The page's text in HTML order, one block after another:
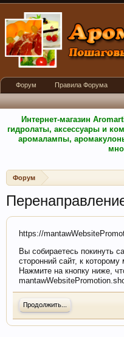
Интернет-магазин
гидролаты, аксессуары и
аромалампы,
Форум
https://
Вы собираетесь покинуть
сторонний сайт, к
Нажмите на кнопку ниже,
Продолжить...
Форум Правила Форума